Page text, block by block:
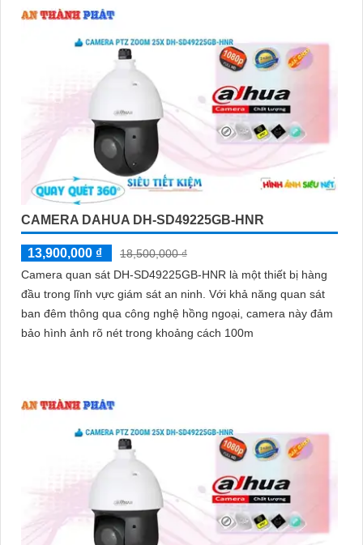
CAMERA DAHUA DH-SD49225GB-HNR
13,900,000 ₫
18,500,000 ₫
Camera quan sát DH-SD49225GB-HNR là một thiết bị hàng
đầu trong lĩnh vực giám sát an ninh. Với khả năng quan sát
ban đêm thông qua công nghệ hồng ngoại, camera này đảm
bảo hình ảnh rõ nét trong khoảng cách 100m